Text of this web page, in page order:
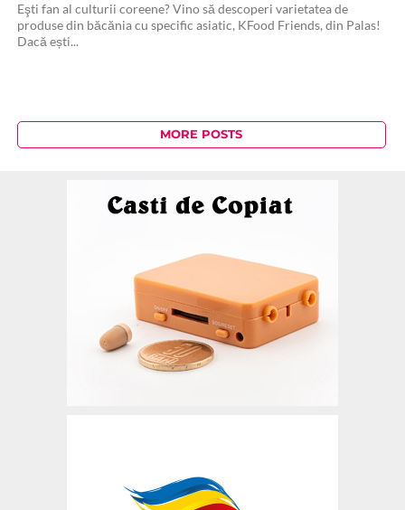
Eşti fan al culturii coreene? Vino să descoperi varietatea de
produse din băcănia cu specific asiatic, KFood Friends, din Palas!
Dacă ești...
MORE POSTS